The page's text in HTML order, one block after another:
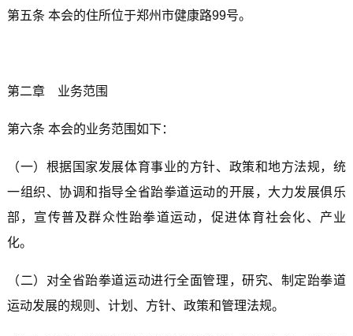
第五条 本会的住所位于郑州市健康路99号。
第二章 业务范围
第六条 本会的业务范围如下：
（一）根据国家发展体育事业的方针、政策和地方法规，统
一组织、协调和指导全省跆拳道运动的开展，大力发展俱乐
部，宣传普及群众性跆拳道运动，促进体育社会化、产业
化。
（二）对全省跆拳道运动进行全面管理，研究、制定跆拳道
运动发展的规则、计划、方针、政策和管理法规。